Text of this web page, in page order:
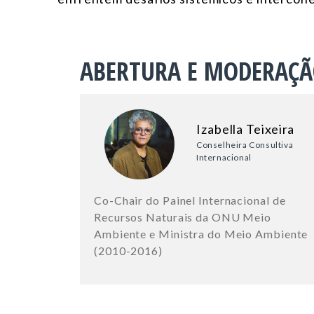
ABERTURA E
Izabella Teixeira
Conselheira Consultiva
Internacional
Co-Chair do Painel Internacional de
Recursos Naturais da ONU Meio
Ambiente e Ministra do Meio Ambiente
(2010-2016)